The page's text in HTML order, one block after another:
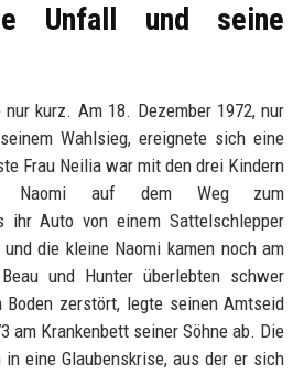
Unfall und seine
kurz. Am 18. Dezember 1972, nur
Wahlsieg, ereignete sich eine
Frau Neilia war mit den drei Kindern
Naomi auf dem Weg zum
ihr Auto von einem Sattelschlepper
die kleine Naomi kamen noch am
und Hunter überlebten schwer
zerstört, legte seinen Amtseid
am Krankenbett seiner Söhne ab. Die
eine Glaubenskrise, aus der er sich